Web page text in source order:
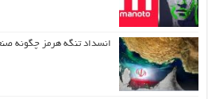
انسداد تنگه هرمز چگونه